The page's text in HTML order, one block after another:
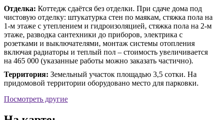
Отделка: Коттедж сдаётся без отделки. При сдаче дома под
чистовую отделку: штукатурка стен по маякам, стяжка пола на
1-м этаже с утеплением и гидроизоляцией, стяжка пола на 2-м
этаже, разводка сантехники до приборов, электрика с
розетками и выключателями, монтаж системы отопления
включая радиаторы и теплый пол – стоимость увеличивается
на 465 000 (указанные работы можно заказать частично).
Территория: Земельный участок площадью 3,5 сотки. На
придомовой территории оборудовано место для парковки.
Посмотреть другие